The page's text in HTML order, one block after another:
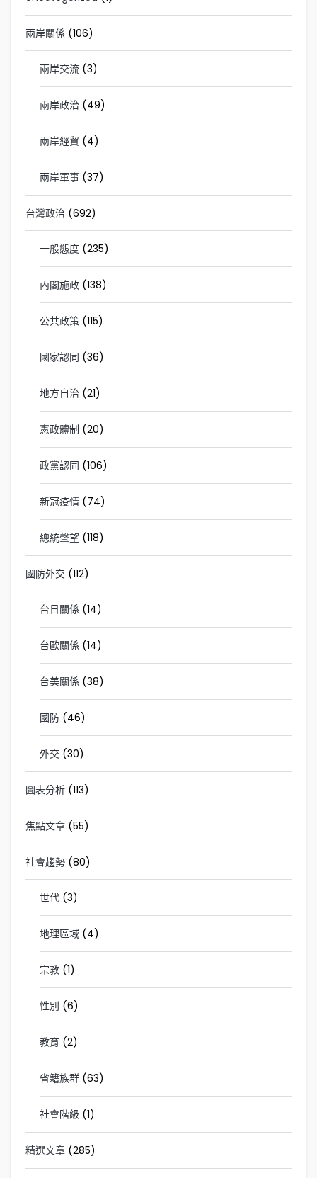
兩岸關係 (106)
兩岸交流 (3)
兩岸政治 (49)
兩岸經貿 (4)
兩岸軍事 (37)
台灣政治 (692)
一般態度 (235)
內閣施政 (138)
公共政策 (115)
國家認同 (36)
地方自治 (21)
憲政體制 (20)
政黨認同 (106)
新冠疫情 (74)
總統聲望 (118)
國防外交 (112)
台日關係 (14)
台歐關係 (14)
台美關係 (38)
國防 (46)
外交 (30)
圖表分析 (113)
焦點文章 (55)
社會趨勢 (80)
世代 (3)
地理區域 (4)
宗教 (1)
性別 (6)
教育 (2)
省籍族群 (63)
社會階級 (1)
精選文章 (285)